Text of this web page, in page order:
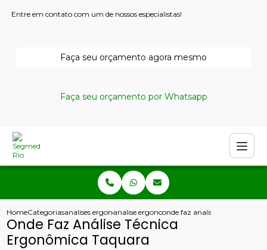
Entre em contato com um de nossos especialistas!
Faça seu orçamento agora mesmo
Faça seu orçamento por Whatsapp
HomeCategoriasanalises ergonomicasanalise ergonomica do trabalho
onde faz analise tecnica
Onde Faz Análise Técnica
Ergonômica Taquara